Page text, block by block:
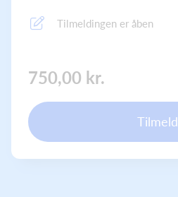
Tilmeldingen er åben
750,00 kr.
Tilmeld